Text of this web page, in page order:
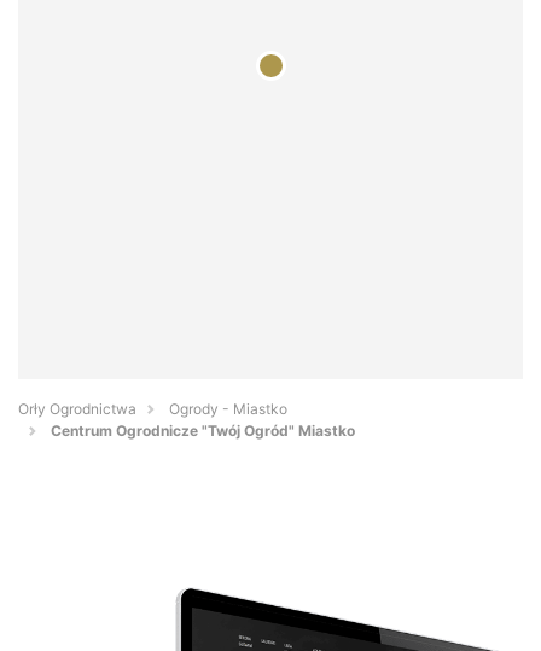
Orły Ogrodnictwa
Ogrody - Miastko
Centrum Ogrodnicze "Twój Ogród" Miastko